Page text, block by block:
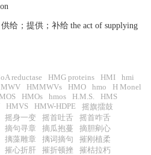
给；提供；补给 the act of supplying
reductase HMG proteins HMI
hmi
HMMWVs HMO hmo
H Monel
HMOs hmos H.M.S.
HMS
HMVS HMW-HDPE
摇旗擂鼓
摇身一变 摇首吐舌
摇首咋舌
摘句寻章 摘瓜抱蔓
摘胆剜心
摛藻雕章 摛词摘句
摧刚植柔
摧心折肝 摧折顿挫
摧枯拉朽